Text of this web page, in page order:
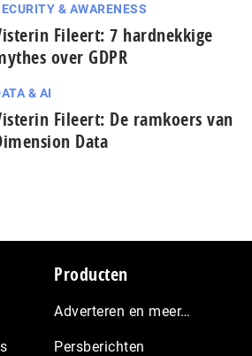
& AWARENESS
Fileert: 7 hardnekkige
over GDPR
& AI
Fileert: De ramkoers van
Data
Producten
Adverteren en meer…
Persberichten